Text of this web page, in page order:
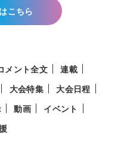
こちら
メント全文
連載
大会特集
大会日程
動画
イベント